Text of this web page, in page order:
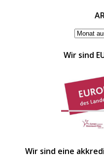
Wir sind
Wir sind eine